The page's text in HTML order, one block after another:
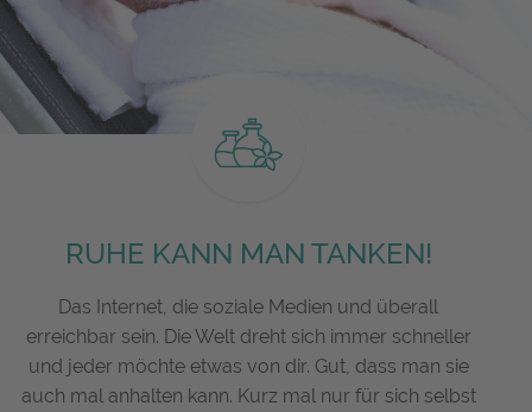
RUHE KANN MAN TANKEN!
Das Internet, die soziale Medien und überall
erreichbar sein. Die Welt dreht sich immer schneller
und jeder möchte etwas von dir. Gut, dass man sie
auch mal anhalten kann. Kurz mal nur für sich selbst